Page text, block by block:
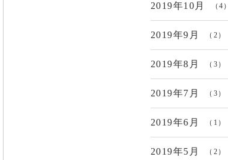
2019年10月 （4）
2019年9月 （2）
2019年8月 （3）
2019年7月 （3）
2019年6月 （1）
2019年5月 （2）